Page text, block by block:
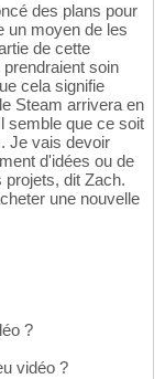
des plans pour
un moyen de les
de cette
soin
cela signifie
Steam arrivera en
semble que ce soit
Je vais devoir
d'idées ou de
dit Zach.
une nouvelle
?
vidéo ?